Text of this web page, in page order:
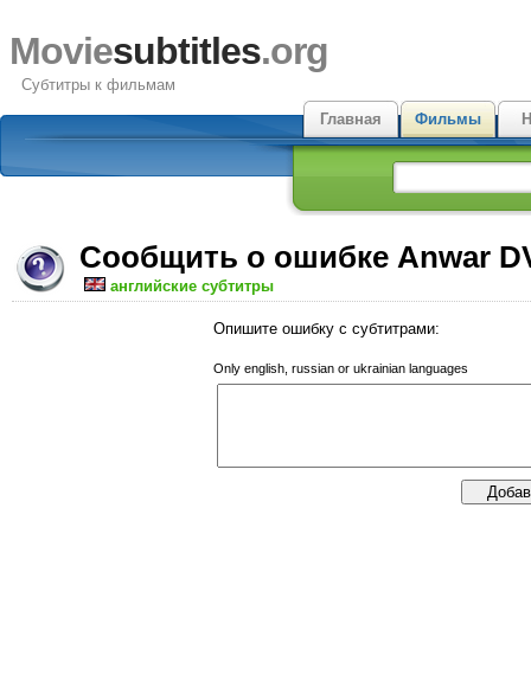
Moviesubtitles.org
Субтитры к фильмам
Главная
Фильмы
Сообщить о ошибке Anwar
английские субтитры
Опишите ошибку с субтитрами:
Only english, russian or ukrainian languages